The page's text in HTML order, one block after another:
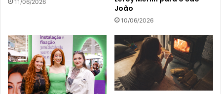
11/06/2026
João
10/06/2026